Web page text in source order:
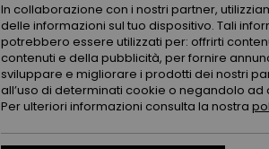
In collaborazione con i nostri partner,
delle informazioni sul tuo dispositivo. Tali
potrebbero essere utilizzati per: offrirti
contenuti e della pubblicità, per fornire
sviluppare e migliorare i prodotti dei nostri
all’uso di determinati cookie o negandolo
Per ulteriori informazioni consulta la nostra